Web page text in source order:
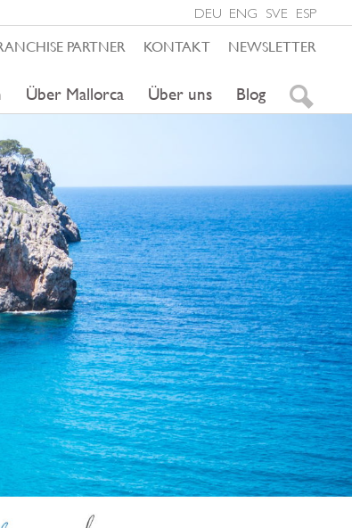
DEU ENG SVE ESP
PARTNER KONTAKT NEWSLETTER
Über Mallorca Über uns Blog